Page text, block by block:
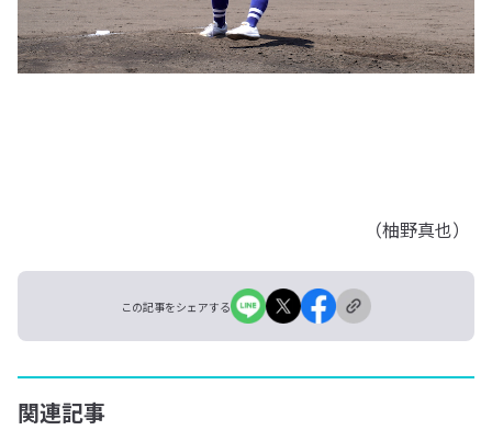
（柚野真也）
この記事をシェアする
関連記事